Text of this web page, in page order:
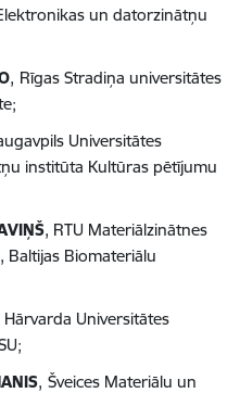
un datorzinātņu
, Rīgas Stradiņa universitātes
Universitātes
institūta Kultūras pētījumu
, RTU Materiālzinātnes
Baltijas Biomateriālu
Hārvarda Universitātes
, Šveices Materiālu un